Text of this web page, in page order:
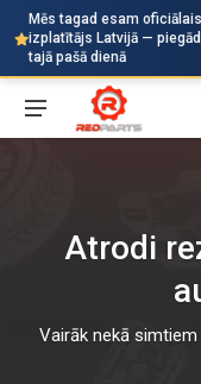
Mēs tagad esam
izplatītājs Latvijā —
tajā pašā dienā
Auto
Atrodi
Vairāk nekā